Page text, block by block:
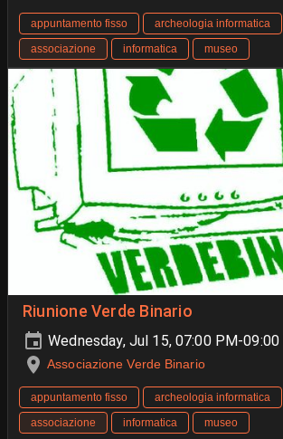
appuntamento fisso archeologia informatica
associazione
informatica museo
Riunione Verde Binario
Wednesday, Jul 15, 07:00 PM-
Associazione Verde Binario
appuntamento fisso archeologia informatica
associazione
informatica museo